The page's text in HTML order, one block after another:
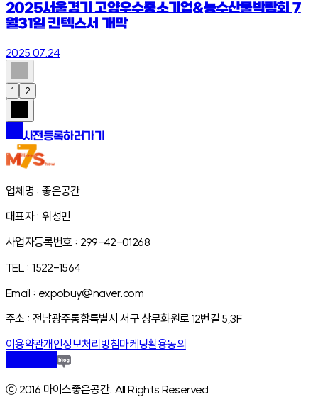
2025서울경기 고양우수중소기업&농수산물박람회 7
월31일 킨텍스서 개막
2025.07.24
1 2
사전등록하러가기
업체명 : 좋은공간
대표자 : 위성민
사업자등록번호 : 299-42-01268
TEL : 1522-1564
Email : expobuy@naver.com
주소 : 전남광주통합특별시 서구 상무화원로 12번길 5,3F
이용약관개인정보처리방침마케팅활용동의
ⓒ 2016 마이스좋은공간. All Rights Reserved